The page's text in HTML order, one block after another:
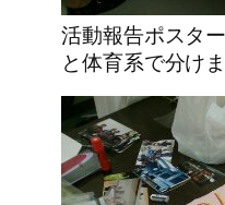
活動報告ポスタ
と体育系で分けま